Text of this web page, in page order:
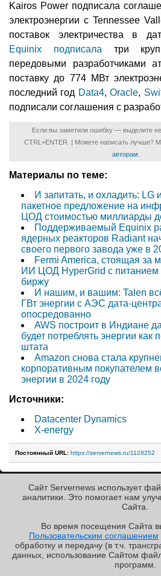
Kairos Power подписала
электроэнергии с Tennessee
поставок электричества в
Equinix подписала три
передовыми разработчиками
поставку до 774 МВт
последний год Data4,Oracle,
подписали соглашения с
Если вы заметили ошибку — выделите
CTRL+ENTER. | Можете написать лучше?
авторам
Материалы по теме:
И запитать, и охладить: LG
пакетное предложение на
ЦОД стоимостью миллиарды
Поддерживаемый Equinix
ядерных реакторов Radiant
своего первого завода уже в
Fermi America, стоящая за
ИИ ЦОД HyperGrid с питанием
биржу
И нашим, и вашим: Talen
ГВт энергии с АЭС дата-
опосредованно
AWS построит в Индиане
будет потреблять энергии как
штата
Amazon снова стала
корпоративным покупателем
энергии в 2024 году
Источники:
Datacenter Dynamics
X-energy
Постоянный URL: https://servernews.ru/1128252
« Назад к ленте
РЕКЛАМА • ООО «ЛАБОРАТОРИЯ ЧИСЛИТЕЛЬ»
Copyright ©2010-2026
Servernews.Пользовательское
соглашение
Сайт Servernews использует
аналитики. Это помогает нам
Cайта.
Во время посещения Cайта
Пользовательским соглашением
обработку и передачу (в т.ч.
данных, использование Cайтом
программ.